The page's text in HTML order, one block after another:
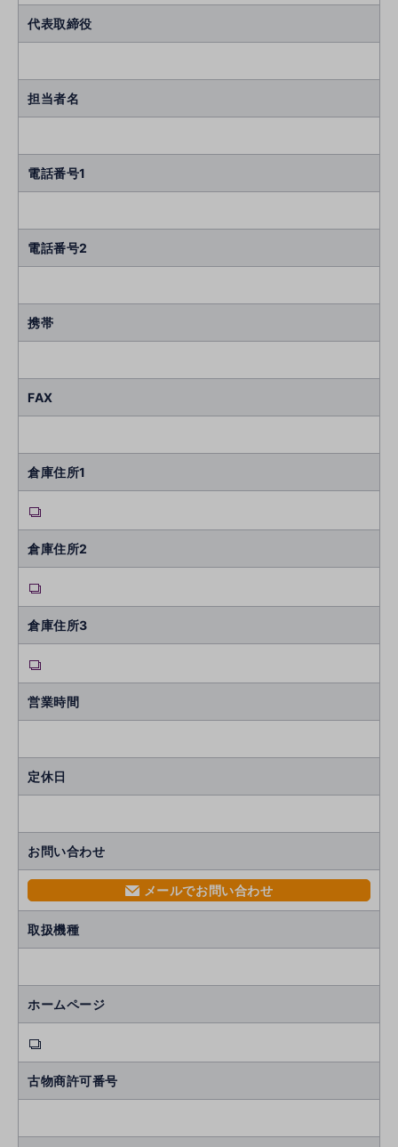
代表取締役
担当者名
電話番号1
電話番号2
携帯
FAX
倉庫住所1
倉庫住所2
倉庫住所3
営業時間
定休日
お問い合わせ
mail メールでお問い合わせ
取扱機種
ホームページ
古物商許可番号